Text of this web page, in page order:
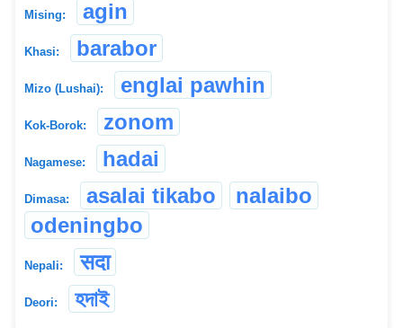
Mising: agin
Khasi: barabor
Mizo (Lushai): englai pawhin
Kok-Borok: zonom
Nagamese: hadai
Dimasa: asalai tikabo
nalaibo
odeningbo
Nepali: सदा
Deori: হদাই